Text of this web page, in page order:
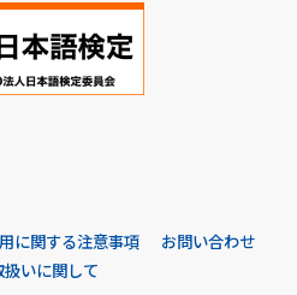
に関する注意事項
お問い合わせ
いに関して